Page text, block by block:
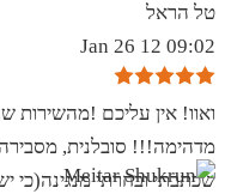
טל הראל
09:02 12 Jan 26
ואוו! אין עליכם !מהשירות
מדהימה!!! סובלנית,
שכתבתי ובחרתי מנגינה(כי